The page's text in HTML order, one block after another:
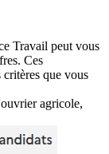
Travail peut vous
Ces
critères que vous
agricole,